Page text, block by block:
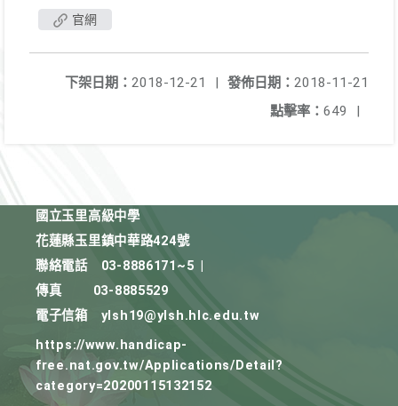
官網
發佈日期： 2018-11-21
下架日期： 2018-12-21
|
點擊率： 649 |
國立玉里高級中學
花蓮縣玉里鎮中華路424號
聯絡電話
03-8886171~5
傳真
03-8885529
電子信箱
ylsh19@ylsh.hlc.edu.tw
https://www.handicap-
free.nat.gov.tw/Applications/Detail?
category=20200115132152